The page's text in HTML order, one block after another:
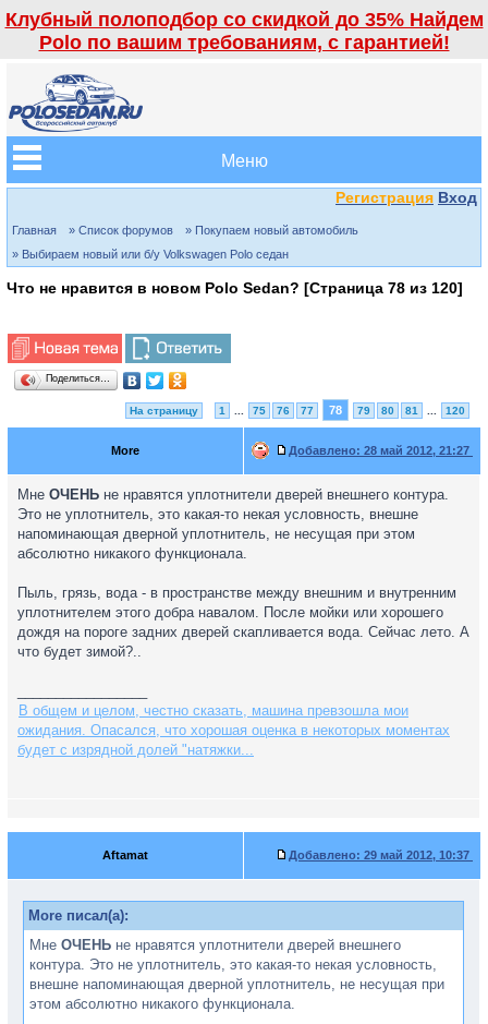
Клубный полоподбор со скидкой до 35% Найдем
Polo по вашим требованиям, с гарантией!
Меню
Регистрация Вход
Главная » Список форумов
» Покупаем новый автомобиль
» Выбираем новый или б/у Volkswagen Polo седан
Что не нравится в новом Polo Sedan? [Страница 78 из 120]
Поделиться…
На страницу 1 75 76 77 78 79 80 81 120
More Добавлено: 28 май 2012, 21:27
Мне ОЧЕНЬ не нравятся уплотнители дверей внешнего контура.
Это не уплотнитель, это какая-то некая условность, внешне
напоминающая дверной уплотнитель, не несущая при этом
абсолютно никакого функционала.
Пыль, грязь, вода - в пространстве между внешним и внутренним
уплотнителем этого добра навалом. После мойки или хорошего
дождя на пороге задних дверей скапливается вода. Сейчас лето. А
что будет зимой?..
В общем и целом, честно сказать, машина превзошла мои
ожидания. Опасался, что хорошая оценка в некоторых моментах
будет с изрядной долей "натяжки...
Aftamat Добавлено: 29 май 2012, 10:37
More писал(а):
Мне ОЧЕНЬ не нравятся уплотнители дверей внешнего
контура. Это не уплотнитель, это какая-то некая условность,
внешне напоминающая дверной уплотнитель, не несущая при
этом абсолютно никакого функционала.